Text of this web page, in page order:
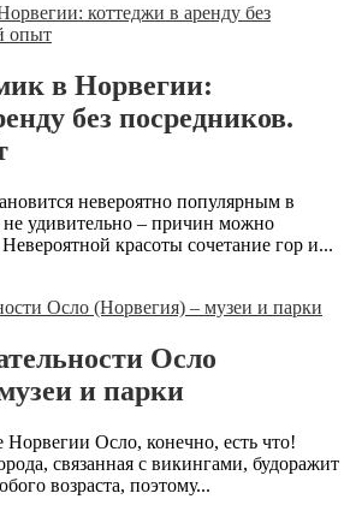
в Норвегии:
без посредников.
невероятно популярным в
не удивительно – причин можно
красоты сочетание гор и...
Осло
и парки
Норвегии Осло, конечно, есть что!
связанная с викингами, будоражит
возраста, поэтому...